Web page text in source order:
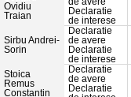
Ovidiu
Traian
Declaratie
de interese
Sirbu Andrei-
Sorin
Declaratie
de avere
Declaratie
de interese
Stoica
Remus
Constantin
Declaratie
de avere
Declaratie